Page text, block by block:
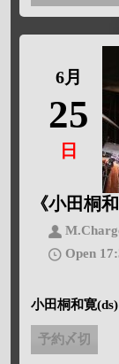
6月
25
日
《小田桐
Open
小田桐和寛
予約〆切